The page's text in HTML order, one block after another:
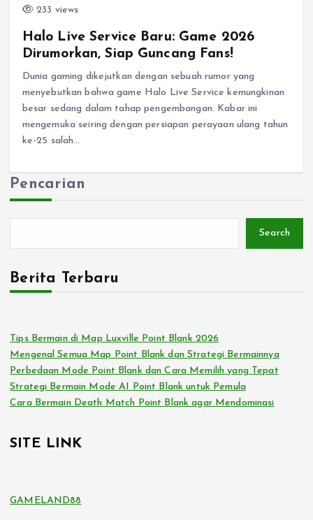
233 views
Halo Live Service Baru: Game 2026
Dirumorkan, Siap Guncang Fans!
Dunia gaming dikejutkan dengan sebuah rumor yang
menyebutkan bahwa game Halo Live Service kemungkinan
besar sedang dalam tahap pengembangan. Kabar ini
mengemuka seiring dengan persiapan perayaan ulang tahun
ke-25 salah…
Pencarian
Search
Berita Terbaru
Tips Bermain di Map Luxville Point Blank 2026
Mengenal Semua Map Point Blank dan Strategi Bermainnya
Perbedaan Mode Point Blank dan Cara Memilih yang Tepat
Strategi Bermain Mode AI Point Blank untuk Pemula
Cara Bermain Death Match Point Blank agar Mendominasi
SITE LINK
GAMELAND88